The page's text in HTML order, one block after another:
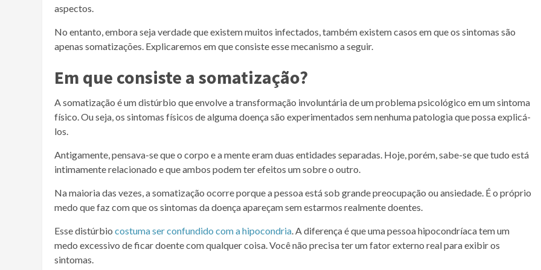
aspectos.
No entanto, embora seja verdade que existem muitos infectados, também existem casos em que os sintomas são
apenas somatizações. Explicaremos em que consiste esse mecanismo a seguir.
Em que consiste a somatização?
A somatização é um distúrbio que envolve a transformação involuntária de um problema psicológico em um sintoma
físico. Ou seja, os sintomas físicos de alguma doença são experimentados sem nenhuma patologia que possa explicá-
los.
Antigamente, pensava-se que o corpo e a mente eram duas entidades separadas. Hoje, porém, sabe-se que tudo está
intimamente relacionado e que ambos podem ter efeitos um sobre o outro.
Na maioria das vezes, a somatização ocorre porque a pessoa está sob grande preocupação ou ansiedade. É o próprio
medo que faz com que os sintomas da doença apareçam sem estarmos realmente doentes.
Esse distúrbio costuma ser confundido com a hipocondria . A diferença é que uma pessoa hipocondríaca tem um
medo excessivo de ficar doente com qualquer coisa. Você não precisa ter um fator externo real para exibir os
sintomas.